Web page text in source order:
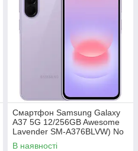
Смартфон Samsung Galaxy
A37 5G 12/256GB Awesome
Lavender SM-A376BLVW) No
Adapter MY
В наявності